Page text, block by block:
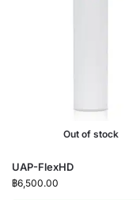
Out of stock
UAP-FlexHD
฿6,500.00